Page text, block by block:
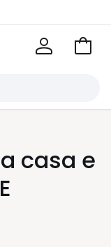
Vai
casa e